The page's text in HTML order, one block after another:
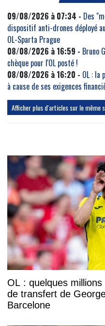
09/08/2026 à 07:34 - Des
dispositif anti-drones déployé
OL-Sparta Prague
08/08/2026 à 16:59 - Bruno
chèque pour l'OL posté !
08/08/2026 à 16:20 - OL : la
à cause de ses exigences
Afficher plus d'articles sur le même
OL : quelques
de transfert de
Barcelone